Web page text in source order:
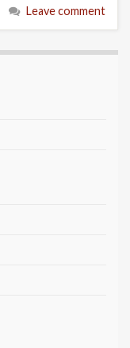
Leave comment